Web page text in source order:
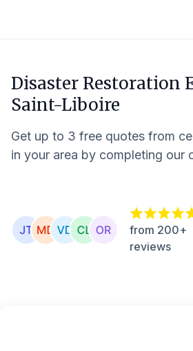
Disaster Restoration
Saint-Liboire
Get up to 3 free quotes from
in your area by completing our
from 200+
reviews